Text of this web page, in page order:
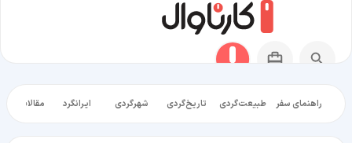
راهنمای سفر طبیعت‌گردی تاریخ‌گردی شهرگردی ایرانگرد مقالات